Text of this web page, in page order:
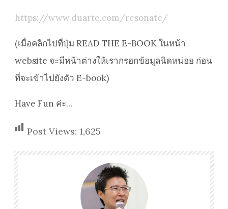
https://www.duarte.com/resonate/
(เมื่อคลิกไปที่ปุ่ม READ THE E-BOOK ในหน้า
website จะมีหน้าต่างให้เรากรอกข้อมูลนิดหน่อย ก่อน
ที่จะเข้าไปยังตัว E-book)
Have Fun ค่ะ...
Post Views: 1,625